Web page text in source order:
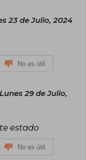
23 de Julio, 2024
No es útil
Lunes 29 de Julio,
estado
No es útil